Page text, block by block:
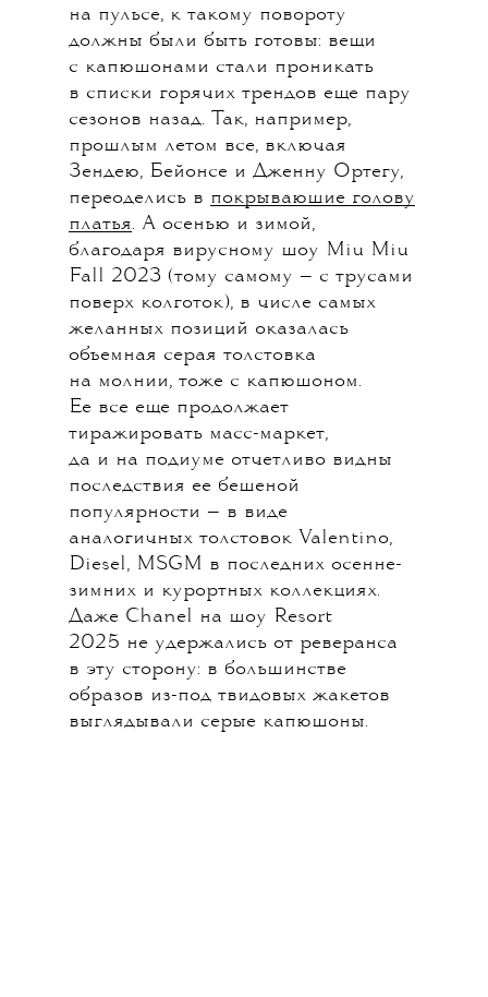
на пульсе, к такому повороту
должны были быть готовы: вещи
с капюшонами стали проникать
в списки горячих трендов еще пару
сезонов назад. Так, например,
прошлым летом все, включая
Зендею, Бейонсе и Дженну Ортегу,
переоделись в покрываюшие голову
платья. А осенью и зимой,
благодаря вирусному шоу Miu Miu
Fall 2023 (тому самому — с трусами
поверх колготок), в числе самых
желанных позиций оказалась
объемная серая толстовка
на молнии, тоже с капюшоном.
Ее все еще продолжает
тиражировать масс-маркет,
да и на подиуме отчетливо видны
последствия ее бешеной
популярности — в виде
аналогичных толстовок Valentino,
Diesel, MSGM в последних осенне-
зимних и курортных коллекциях.
Даже Chanel на шоу Resort
2025 не удержались от реверанса
в эту сторону: в большинстве
образов из-под твидовых жакетов
выглядывали серые капюшоны.